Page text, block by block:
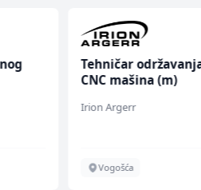
Tehničar
CNC mašina (m)
Irion Argerr
Vogošća